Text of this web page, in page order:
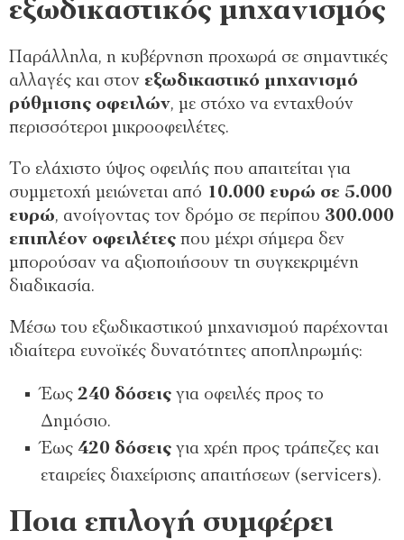
εξωδικαστικός μηχανισμός
Παράλληλα, η κυβέρνηση προχωρά σε σημαντικές
αλλαγές και στον εξωδικαστικό μηχανισμό
ρύθμισης οφειλών, με στόχο να ενταχθούν
περισσότεροι μικροοφειλέτες.
Το ελάχιστο ύψος οφειλής που απαιτείται για
συμμετοχή μειώνεται από 10.000 ευρώ σε 5.000
ευρώ, ανοίγοντας τον δρόμο σε περίπου 300.000
επιπλέον οφειλέτες που μέχρι σήμερα δεν
μπορούσαν να αξιοποιήσουν τη συγκεκριμένη
διαδικασία.
Μέσω του εξωδικαστικού μηχανισμού παρέχονται
ιδιαίτερα ευνοϊκές δυνατότητες αποπληρωμής:
Έως 240 δόσεις για οφειλές προς το
Δημόσιο.
Έως 420 δόσεις για χρέη προς τράπεζες και
εταιρείες διαχείρισης απαιτήσεων (servicers).
Ποια επιλογή συμφέρει